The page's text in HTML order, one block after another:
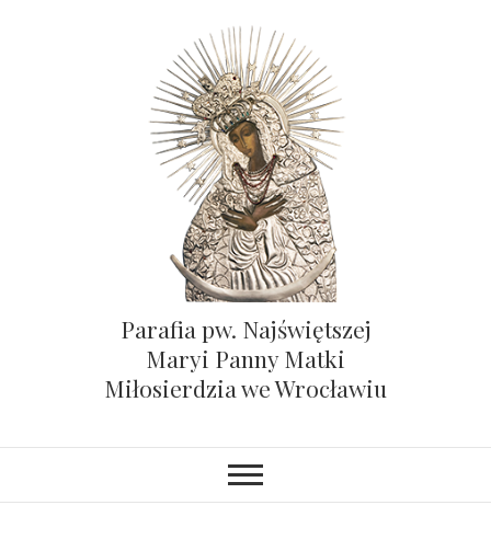
Parafia pw. Najświętszej
Maryi Panny Matki
Miłosierdzia we Wrocławiu